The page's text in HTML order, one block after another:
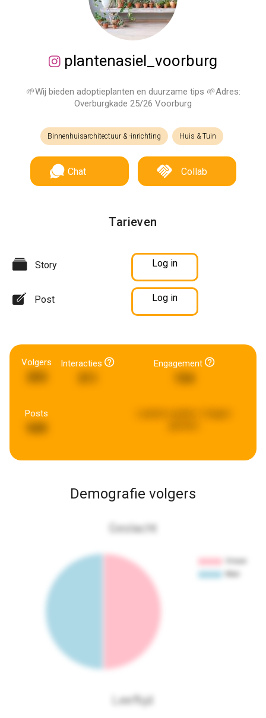
plantenasiel_voorburg
🌱Wij bieden adoptieplanten en duurzame tips 🌱Adres:
Overburgkade 25/26 Voorburg
Binnenhuisarchitectuur & -inrichting Huis & Tuin
Chat Collab
Tarieven
Story Log in
Post Log in
Volgers Interacties Engagement
Posts
Demografie volgers
Geslacht
Leeftijd